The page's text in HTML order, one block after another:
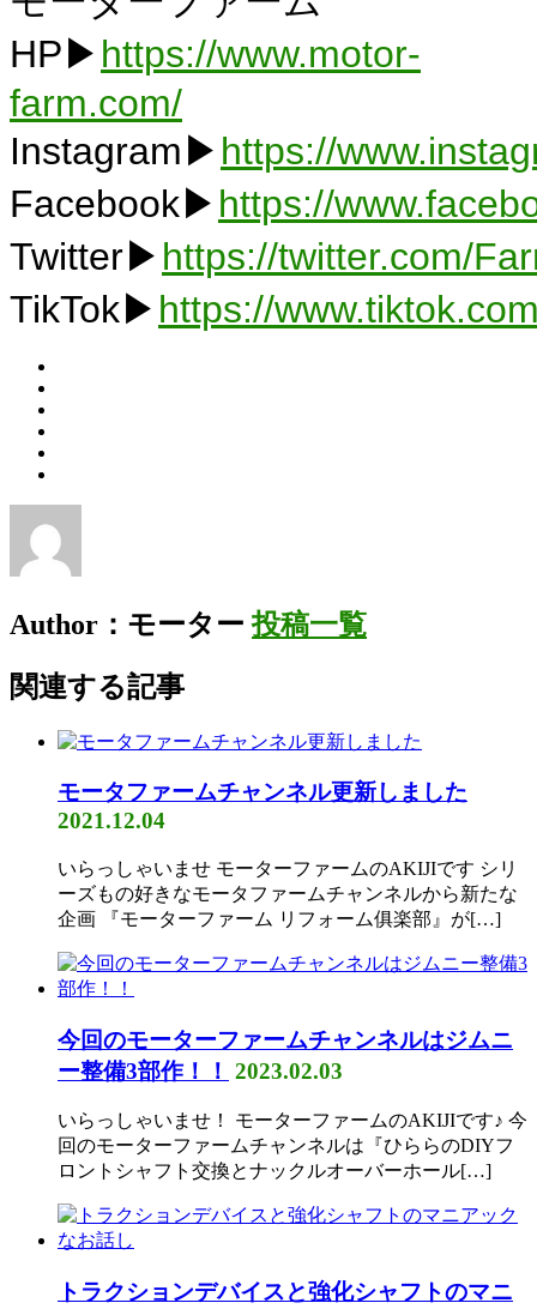
HP▶ https://www.motor-
farm.com/
Instagram▶ https://
Facebook▶ https://
Twitter▶ https://twitter.com/
TikTok▶ https://
Author：モーター投稿一覧
関連する記事
モータファームチャンネル更新しました
2021.12.04
いらっしゃいませ モーターファームのAKIJIです シリ
ーズもの好きなモータファームチャンネルから新たな
企画 『モーターファーム リフォーム俱楽部』が[…]
今回のモーターファームチャンネルはジムニ
ー整備3部作！！ 2023.02.03
いらっしゃいませ！ モーターファームのAKIJIです♪ 今
回のモーターファームチャンネルは『ひららのDIYフ
ロントシャフト交換とナックルオーバーホール[…]
トラクションデバイスと強化シャフトのマニ